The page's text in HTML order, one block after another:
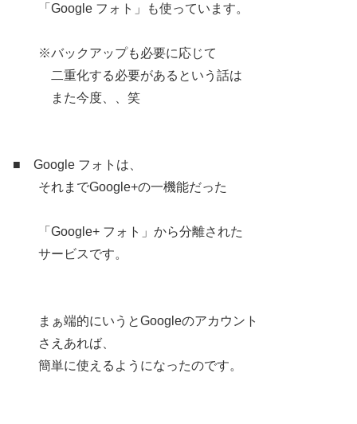
「Google フォト」も使っています。
※バックアップも必要に応じて
二重化する必要があるという話は
また今度、、笑
■ Google フォトは、
それまでGoogle+の一機能だった
「Google+ フォト」から分離された
サービスです。
まぁ端的にいうとGoogleのアカウント
さえあれば、
簡単に使えるようになったのです。